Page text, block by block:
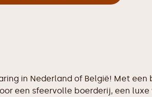
in Nederland of België! Met een
een sfeervolle boerderij, een